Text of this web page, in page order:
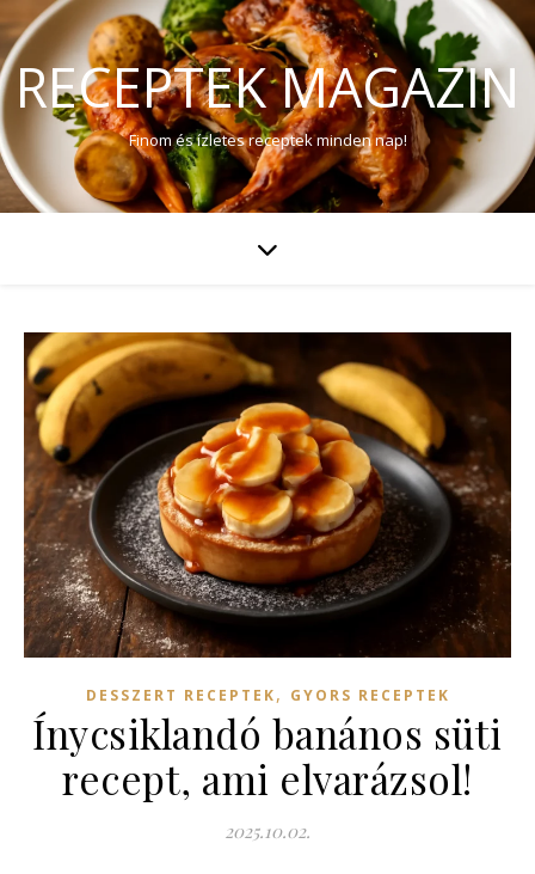
RECEPTEK MAGAZIN
Finom és ízletes receptek minden nap!
DESSZERT RECEPTEK, GYORS RECEPTEK
Ínycsiklandó banános süti
recept, ami elvarázsol!
2025.10.02.